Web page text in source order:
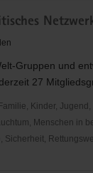
Gruppen und
27
Kinder,
Menschen in
Sicherheit,